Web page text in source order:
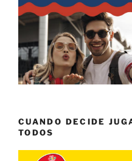
CUANDO DECIDE
TODOS